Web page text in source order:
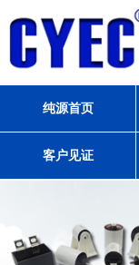
纯源首页
客户见证